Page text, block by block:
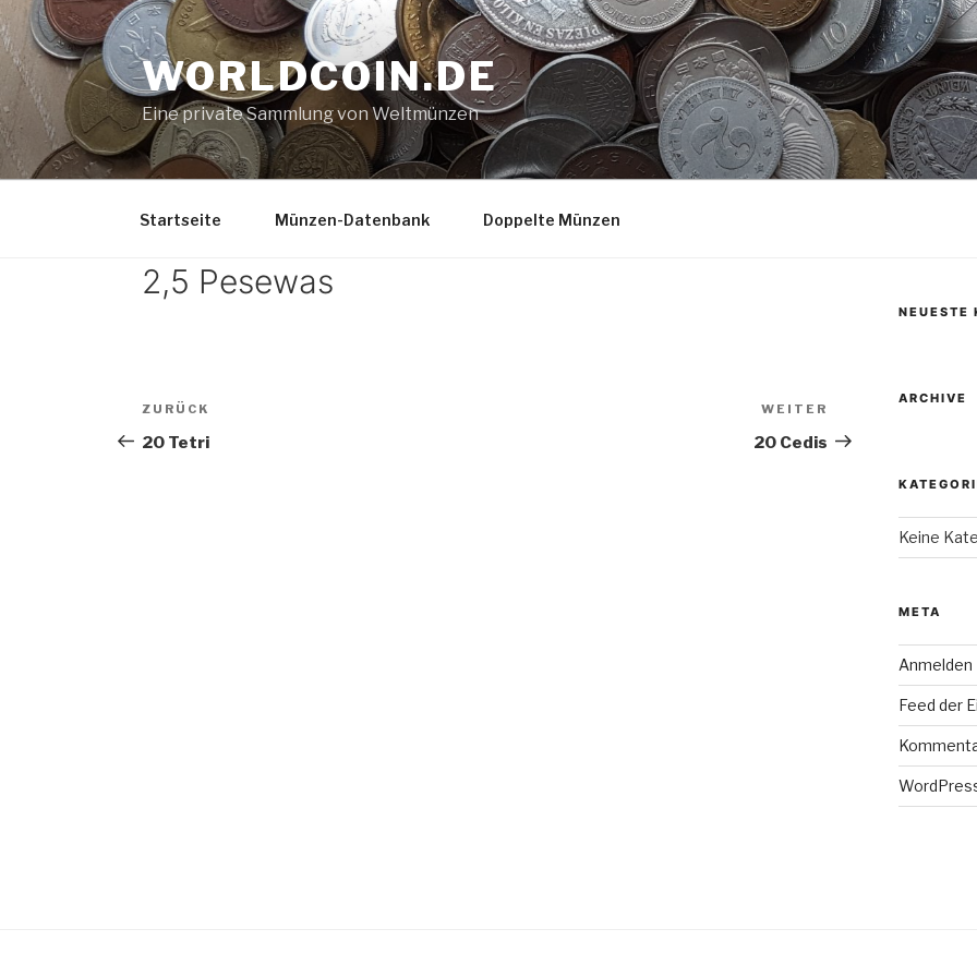
Zum
Inhalt
springen
WORLDCOIN.DE
Eine private Sammlung von Weltmünzen
Startseite Münzen-Datenbank Doppelte Münzen
2,5 Pesewas
Beitrags-
Navigation
Vorheriger
Beitrag
ZURÜCK
20 Tetri
Beitrag
WEITER
20 Cedis
NEUESTE
ARCHIVE
Keine
META
Anmelden
Feed der